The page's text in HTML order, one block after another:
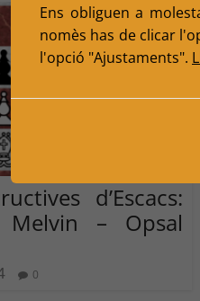
d’Escacs:
Melvin – Opsal
0
Ens obliguen a
nomès has de clicar
l'opció "Ajustaments".